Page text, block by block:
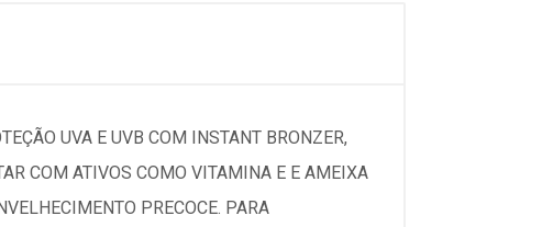
UVA E UVB COM INSTANT BRONZER,
COM ATIVOS COMO VITAMINA E E AMEIXA
PRECOCE. PARA